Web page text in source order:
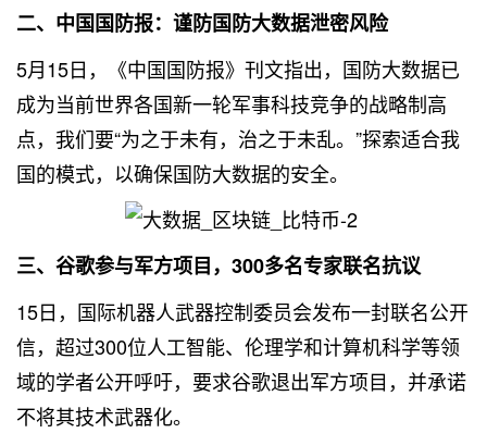
二、中国国防报：谨防国防大数据泄密风险
5月15日，《中国国防报》刊文指出，国防大数据已
成为当前世界各国新一轮军事科技竞争的战略制高
点，我们要“为之于未有，治之于未乱。”探索适合我
国的模式，以确保国防大数据的安全。
三、谷歌参与军方项目，300多名专家联名抗议
15日，国际机器人武器控制委员会发布一封联名公开
信，超过300位人工智能、伦理学和计算机科学等领
域的学者公开呼吁，要求谷歌退出军方项目，并承诺
不将其技术武器化。